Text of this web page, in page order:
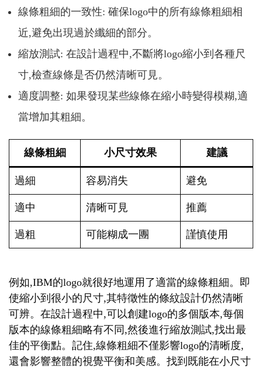
線條粗細的一致性: 確保logo中的所有線條粗細相
近,避免出現過於纖細的部分。
縮放測試: 在設計過程中,不斷將logo縮小到各種尺
寸,檢查線條是否仍然清晰可見。
適度調整: 如果發現某些線條在縮小時變得模糊,適
當增加其粗細。
線條粗細 小尺寸效果 建議
過細 容易消失 避免
適中 清晰可見 推薦
過粗 可能糊成一團 謹慎使用
例如,IBM的logo就很好地運用了適當的線條粗細。即
使縮小到很小的尺寸,其特徵性的條紋設計仍然清晰
可辨。在設計過程中,可以創建logo的多個版本,每個
版本的線條粗細略有不同,然後進行縮放測試,找出最
佳的平衡點。記住,線條粗細不僅影響logo的清晰度,
還會影響整體的視覺平衡和美感。找到既能在小尺寸